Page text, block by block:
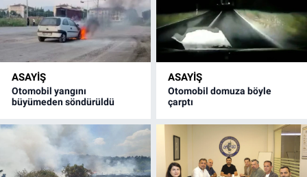
ASAYİŞ
Otomobil yangını
büyümeden söndürüldü
ASAYİŞ
Otomobil domuza böyle
çarptı